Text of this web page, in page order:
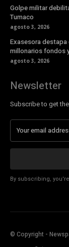
Golpe militar
Tumaco
agosto 3, 2026
Exasesora
millonarios fondos
agosto 3, 2026
Newsletter
Subscribe to get
By subscribing,
© Copyright -